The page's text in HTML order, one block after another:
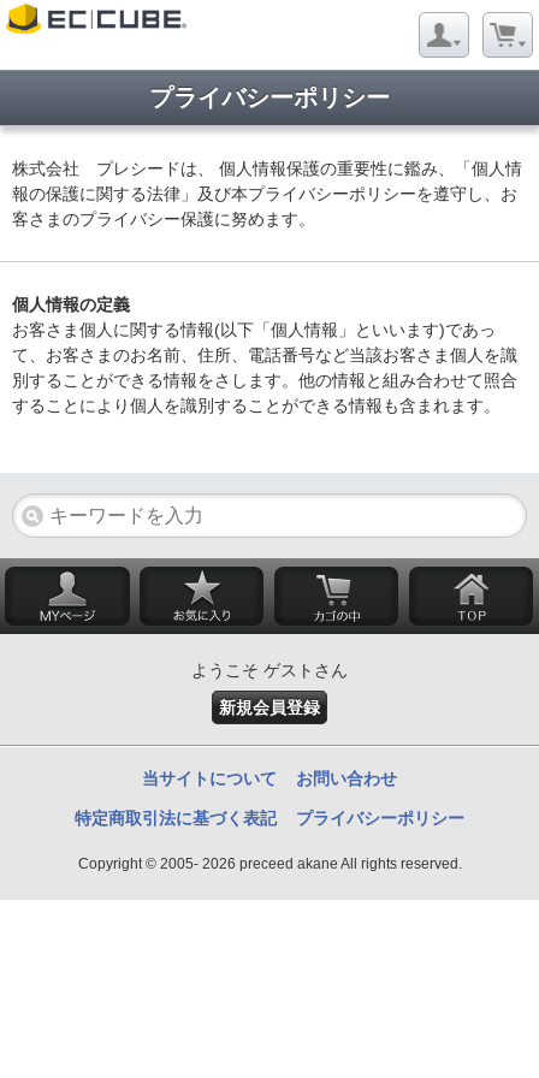
プライバシーポリシー
株式会社 プレシードは、 個人情報保護の重要性に鑑み、「個人情
報の保護に関する法律」及び本プライバシーポリシーを遵守し、お
客さまのプライバシー保護に努めます。
個人情報の定義
お客さま個人に関する情報(以下「個人情報」といいます)であっ
て、お客さまのお名前、住所、電話番号など当該お客さま個人を識
別することができる情報をさします。他の情報と組み合わせて照合
することにより個人を識別することができる情報も含まれます。
ようこそ ゲストさん
新規会員登録
当サイトについて お問い合わせ
特定商取引法に基づく表記 プライバシーポリシー
Copyright © 2005- 2026 preceed akane All rights reserved.